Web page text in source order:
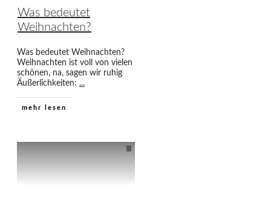
Was bedeutet
Weihnachten?
Was bedeutet Weihnachten?
Weihnachten ist voll von vielen
schönen, na, sagen wir ruhig
Äußerlichkeiten: ...
mehr lesen